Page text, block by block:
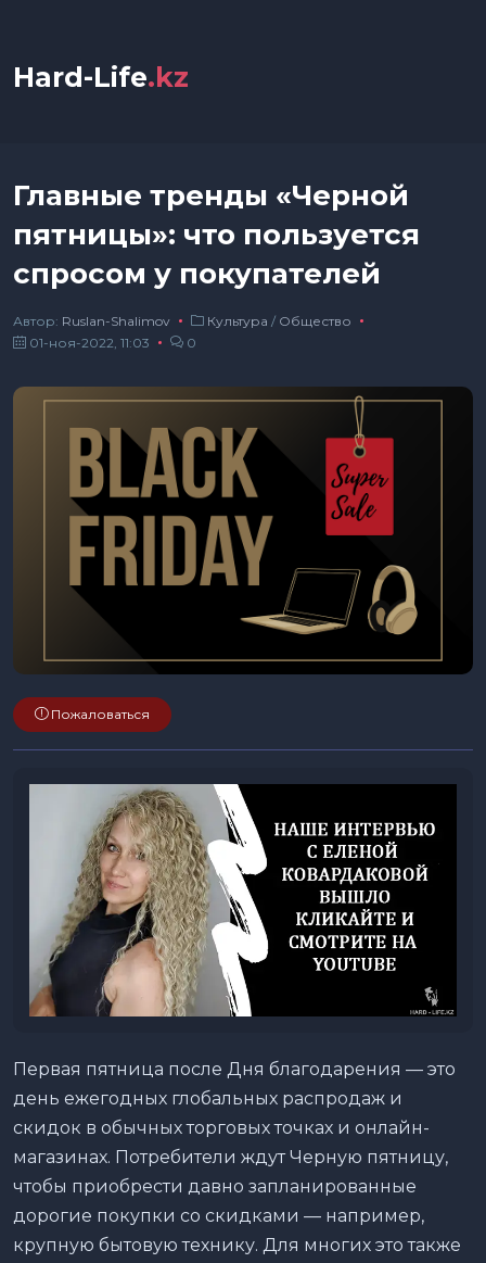
Hard-Life.kz
Главные тренды «Черной
пятницы»: что пользуется
спросом у покупателей
Автор: Ruslan-Shalimov Культура / Общество
01-ноя-2022, 11:03
0
Пожаловаться
Первая пятница после Дня благодарения — это
день ежегодных глобальных распродаж и
скидок в обычных торговых точках и онлайн-
магазинах. Потребители ждут Черную пятницу,
чтобы приобрести давно запланированные
дорогие покупки со скидками — например,
крупную бытовую технику. Для многих это также